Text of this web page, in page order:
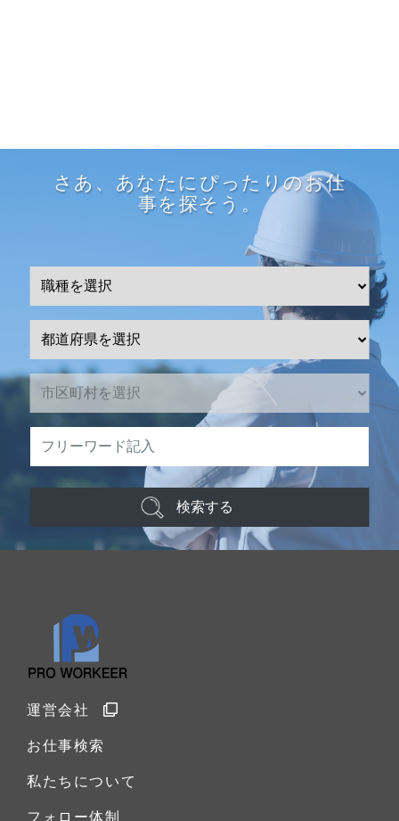
さあ、あなたにぴったりのお仕
事を探そう。
検索する
運営会社
お仕事検索
私たちについて
フォロー体制